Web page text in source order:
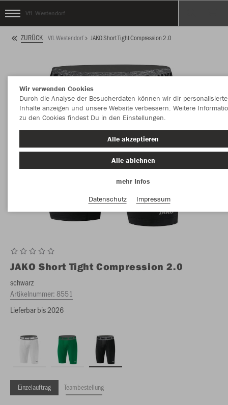
VfL Westendorf
ZURÜCK VfL Westendorf JAKO Short Tight Compression 2.0
JAKO Short Tight Compression 2.0
schwarz
Artikelnummer:8551
Lieferbar bis 2026
Einzelauftrag Teambestellung
Wir verwenden Cookies
Durch die Analyse der Besucherdaten können wir dir personalisierte
Inhalte anzeigen und unsere Website verbessern. Weitere
zu den Cookies findest Du in den Einstellungen.
Alle akzeptieren
Alle ablehnen
mehr Infos
Datenschutz
Impressum